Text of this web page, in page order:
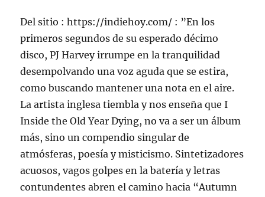
Del sitio : https://indiehoy.com/ : ”En los
primeros segundos de su esperado décimo
disco, PJ Harvey irrumpe en la tranquilidad
desempolvando una voz aguda que se estira,
como buscando mantener una nota en el aire.
La artista inglesa tiembla y nos enseña que I
Inside the Old Year Dying, no va a ser un álbum
más, sino un compendio singular de
atmósferas, poesía y misticismo. Sintetizadores
acuosos, vagos golpes en la batería y letras
contundentes abren el camino hacia “Autumn